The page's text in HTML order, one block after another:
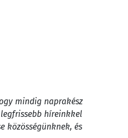
mindig naprakész
híreinkkel
közösségünknek, és